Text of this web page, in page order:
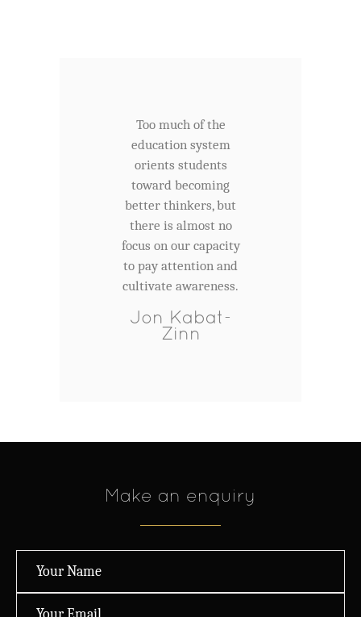
Too much of the
education system
orients students
toward becoming
better thinkers, but
there is almost no
focus on our capacity
to pay attention and
cultivate awareness.
Jon Kabat-
Zinn
Make an enquiry